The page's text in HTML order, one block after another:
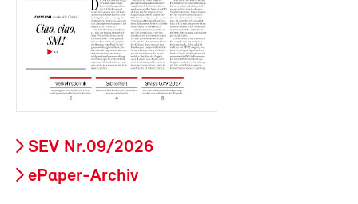
SEV Nr.09/2026
ePaper-Archiv